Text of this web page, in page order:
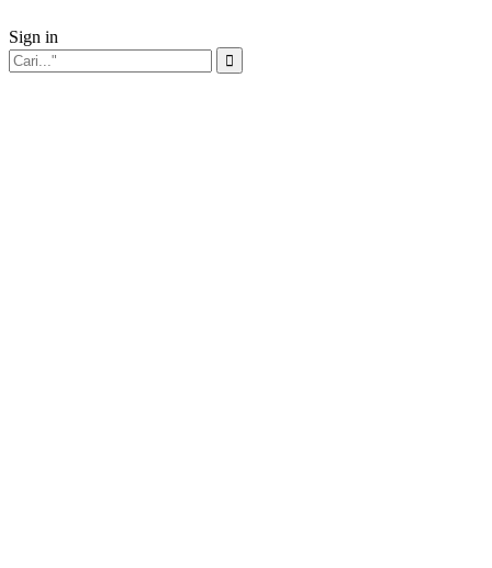
Sign in